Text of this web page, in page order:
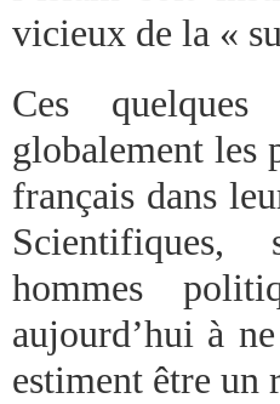
vicieux de la «
Ces
globalement les
français dans
Scientifiques,
hommes
aujourd’hui à
estiment être un